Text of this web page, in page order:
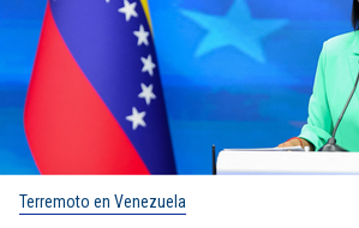
Terremoto en Venezuela